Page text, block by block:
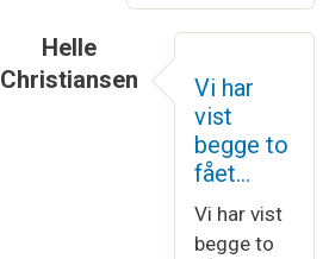
Helle
Christiansen
Efter hvad jeg kan
Vi har
vist
begge to
fået…
Vi har vist
begge to